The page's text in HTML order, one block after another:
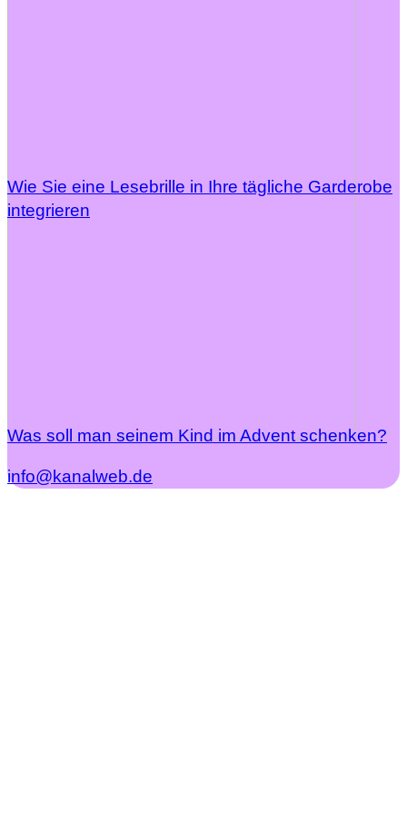
Wie Sie eine Lesebrille in Ihre tägliche Garderobe
integrieren
Was soll man seinem Kind im Advent schenken?
info@kanalweb.de